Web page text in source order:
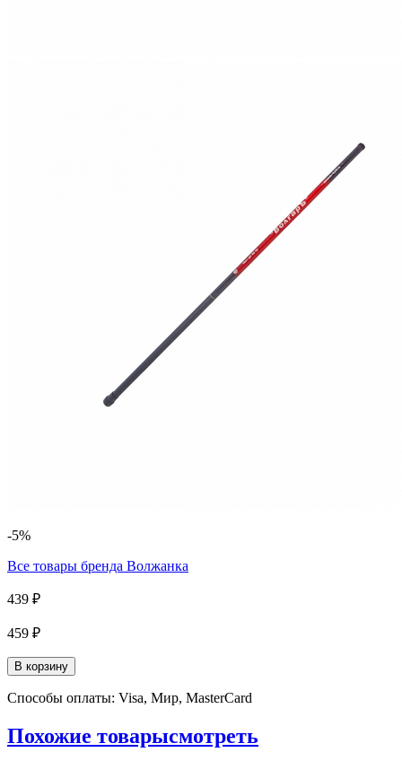
-5%
Все товары бренда Волжанка
439 ₽
459 ₽
В корзину
Способы оплаты: Visa, Мир, MasterCard
Похожие товарысмотреть